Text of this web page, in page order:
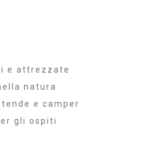
e attrezzate
natura
e camper
gli ospiti